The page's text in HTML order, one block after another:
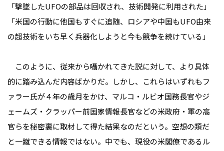
「撃墜したUFOの部品は回収され、技術開発に利用された」
「米国の行動に他国もすぐに追随、ロシアや中国もUFO由来
の超技術をいち早く兵器化しようと今も競争を続けている」
このように、従来から囁かれてきた説に対して、より具体
的に踏み込んだ内容ばかりだ。しかし、これらはいずれもフ
ァラー氏が４年の歳月をかけ、マルコ・ルビオ国務長官やジ
ェームズ・クラッパー前国家情報長官などの米政府・軍の高
官らを秘密裏に取材して得た結果なのだという。空想の類だ
と一蹴できる情報ではない。中でも、現役の米閣僚であるル